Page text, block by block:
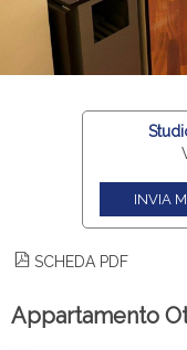
INVIA
SCHEDA PDF
Appartamento